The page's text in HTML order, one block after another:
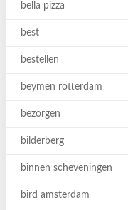
bella pizza
best
bestellen
beymen rotterdam
bezorgen
bilderberg
binnen scheveningen
bird amsterdam